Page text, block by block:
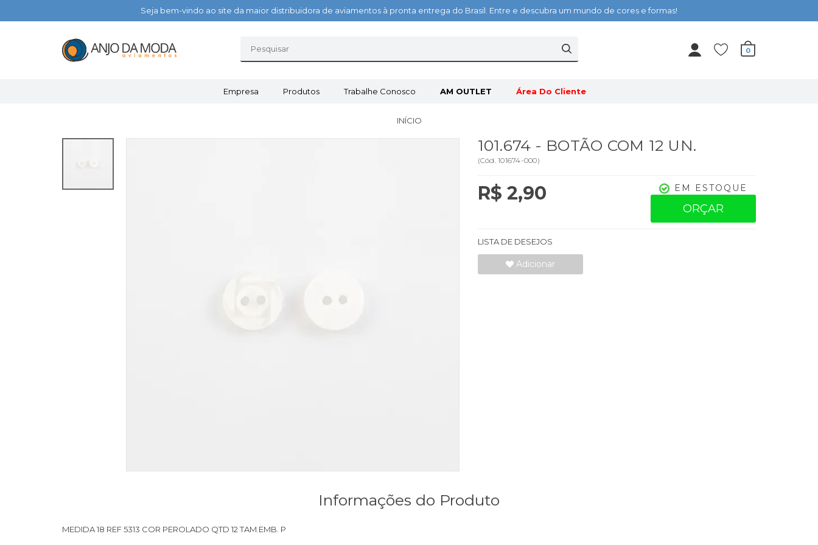
Seja bem-vindo ao site da maior distribuidora de aviamentos à pronta entrega do Brasil. Entre e descubra um mundo de cores e formas!
0
Empresa Produtos Trabalhe Conosco AM OUTLET Área Do Cliente
INÍCIO
101.674 - BOTÃO COM 12 UN.
(Cód. 101674-000)
R$ 2,90 EM ESTOQUE
ORÇAR
LISTA DE DESEJOS
Adicionar
Informações do Produto
MEDIDA 18 REF 5313 COR PEROLADO QTD 12 TAM.EMB. P